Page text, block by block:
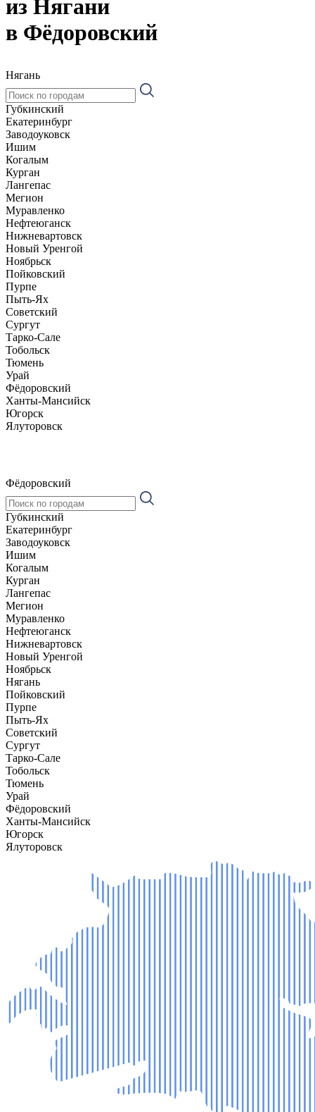
из Нягани
в Фёдоровский
Нягань
Губкинский
Екатеринбург
Заводоуковск
Ишим
Когалым
Курган
Лангепас
Мегион
Муравленко
Нефтеюганск
Нижневартовск
Новый Уренгой
Ноябрьск
Пойковский
Пурпе
Пыть-Ях
Советский
Сургут
Тарко-Сале
Тобольск
Тюмень
Урай
Фёдоровский
Ханты-Мансийск
Югорск
Ялуторовск
Фёдоровский
Губкинский
Екатеринбург
Заводоуковск
Ишим
Когалым
Курган
Лангепас
Мегион
Муравленко
Нефтеюганск
Нижневартовск
Новый Уренгой
Ноябрьск
Нягань
Пойковский
Пурпе
Пыть-Ях
Советский
Сургут
Тарко-Сале
Тобольск
Тюмень
Урай
Фёдоровский
Ханты-Мансийск
Югорск
Ялуторовск